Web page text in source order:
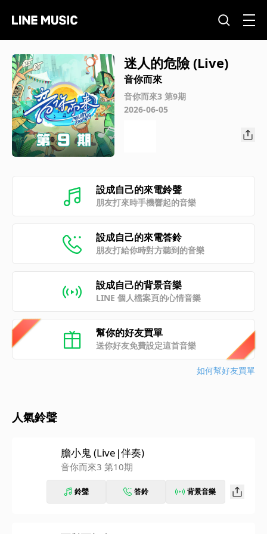
迷人的危險 (Live)
音你而來
音你而來3 第9期
2026-06-05
設成自己的來電鈴聲
朋友打來時手機響起的音樂
設成自己的來電答鈴
朋友打給你時對方聽到的音樂
設成自己的背景音樂
LINE 個人檔案頁的心情音樂
幫你的好友買單
送你好友免費設定這首音樂
如何幫好友買單
人氣鈴聲
膽小鬼 (Live|伴奏)
音你而來3 第10期
鈴聲 答鈴 背景音樂